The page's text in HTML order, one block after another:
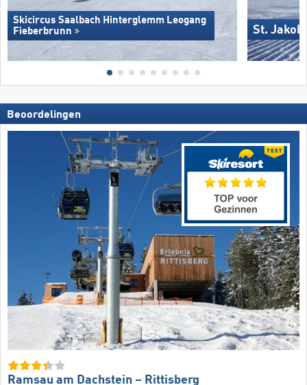
Skicircus Saalbach Hinterglemm Leogang
Fieberbrunn
St.
Beoordelingen
Ramsau am Dachstein – Rittisberg